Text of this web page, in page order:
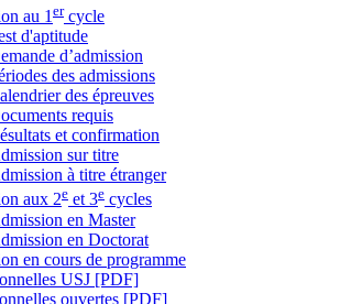
au 1 ercycle
d'aptitude
d’admission
des admissions
des épreuves
requis
et confirmation
sur titre
à titre étranger
aux 2e et 3e cycles
en Master
en Doctorat
en cours de programme
USJ [PDF]
ouvertes [PDF]